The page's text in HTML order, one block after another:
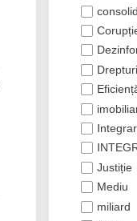
Justiție
Mediu
miliard